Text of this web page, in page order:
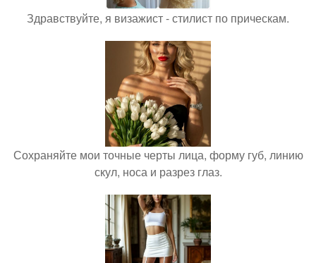
Здравствуйте, я визажист - стилист по прическам.
Сохраняйте мои точные черты лица, форму губ, линию
скул, носа и разрез глаз.